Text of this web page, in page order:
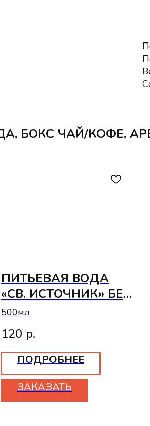
БОКС ЧАЙ/КОФЕ,
ПИТЬЕВАЯ ВОДА
«СВ. ИСТОЧНИК» БЕЗ
ГАЗА
500мл
120 р.
ПОДРОБНЕЕ
ЗАКАЗАТЬ